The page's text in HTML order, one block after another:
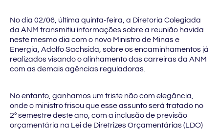
No dia 02/06, última quinta-feira, a Diretoria Colegiada
da ANM transmitiu informações sobre a reunião havida
neste mesmo dia com o novo Ministro de Minas e
Energia, Adolfo Sachsida, sobre os encaminhamentos já
realizados visando o alinhamento das carreiras da ANM
com as demais agências reguladoras.
No entanto, ganhamos um triste não com elegância,
onde o ministro frisou que esse assunto será tratado no
2º semestre deste ano, com a inclusão de previsão
orçamentária na Lei de Diretrizes Orçamentárias (LDO)